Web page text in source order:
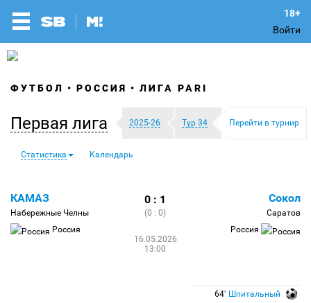
Войти
ФУТБОЛ РОССИЯ ЛИГА PARI
Первая лига 2025-26 Тур 34 Перейти в турнир
Статистика Календарь
КАМАЗ
Набережные Челны
Россия
0 : 1
(0 : 0)
16.05.2026
13:00
Сокол
Саратов
Россия
64′ Шпитальный